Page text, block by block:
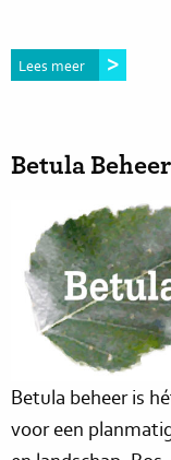
Lees meer
Betula Beheer
Betula beheer is
voor een